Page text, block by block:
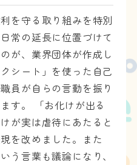
を守る取り組みを特別
常の延長に位置づけて
が、業界団体が作成し
シート」を使った自己
員が自らの言動を振り
す。 「お化けが出る
が実は虐待にあたると
を改めました。また
う言葉も議論になり、